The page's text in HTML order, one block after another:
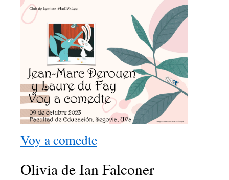
Voy a comedte
Olivia de Ian Falconer